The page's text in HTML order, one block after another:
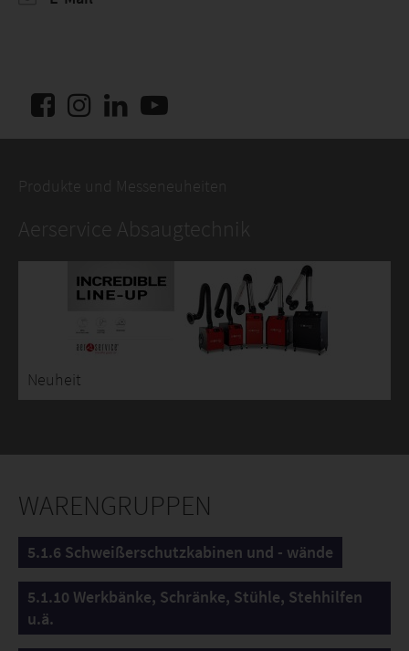
Produkte und Messeneuheiten
Aerservice Absaugtechnik
Neuheit
WARENGRUPPEN
5.1.6 Schweißerschutzkabinen und - wände
5.1.10 Werkbänke, Schränke, Stühle, Stehhilfen
u.ä.